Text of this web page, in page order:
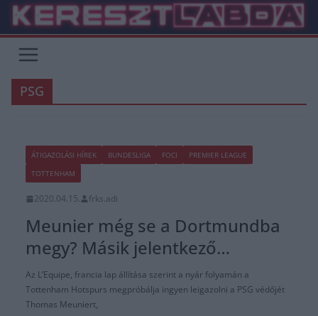
Skip
content
PSG
ÁTIGAZOLÁSI HÍREK BUNDESLIGA FOCI
PREMIER LEAGUE
TOTTENHAM
2020.04.15. frks.adi
Meunier még se a Dortmundba
megy? Másik jelentkező…
Az L’Equipe, francia lap állítása szerint a nyár folyamán a
Tottenham Hotspurs megpróbálja ingyen leigazolni a PSG védőjét
Thomas Meuniert,